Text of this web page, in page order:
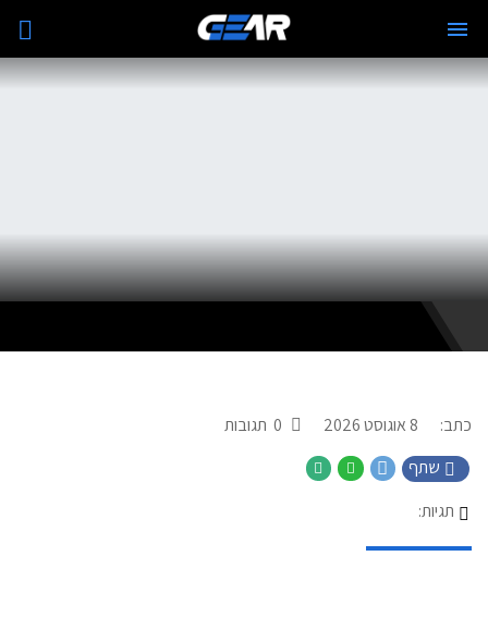
כתב: 8 אוגוסט 2026
תגובות
שתף
תגיות: